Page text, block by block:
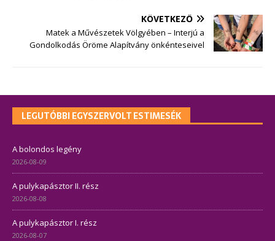
KÖVETKEZŐ
Matek a Művészetek Völgyében – Interjú a
Gondolkodás Öröme Alapítvány önkénteseivel
LEGUTÓBBI EGYSZERVOLT ESTIMESÉK
A bolondos legény
2026-08-09
A pulykapásztor II. rész
2026-08-08
A pulykapásztor I. rész
2026-08-07